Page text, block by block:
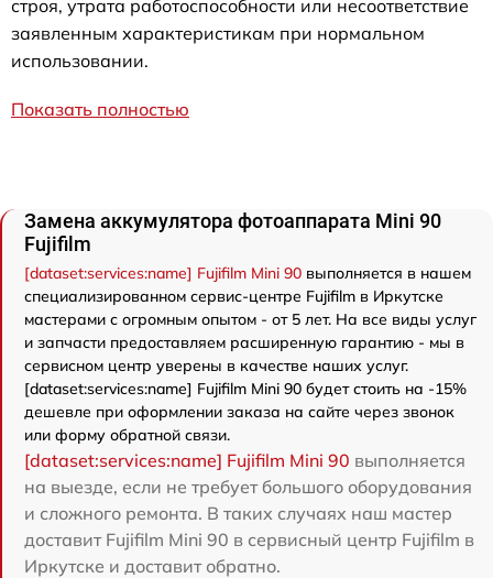
строя, утрата работоспособности или несоответствие
заявленным характеристикам при нормальном
использовании.
Показать полностью
Замена аккумулятора фотоаппарата Mini 90
Fujifilm
[dataset:services:name] Fujifilm Mini 90 выполняется в нашем
специализированном сервис-центре Fujifilm в Иркутске
мастерами с огромным опытом - от 5 лет. На все виды услуг
и запчасти предоставляем расширенную гарантию - мы в
сервисном центр уверены в качестве наших услуг.
[dataset:services:name] Fujifilm Mini 90 будет стоить на -15%
дешевле при оформлении заказа на сайте через звонок
или форму обратной связи.
[dataset:services:name] Fujifilm Mini 90 выполняется
на выезде, если не требует большого оборудования
и сложного ремонта. В таких случаях наш мастер
доставит Fujifilm Mini 90 в сервисный центр Fujifilm в
Иркутске и доставит обратно.